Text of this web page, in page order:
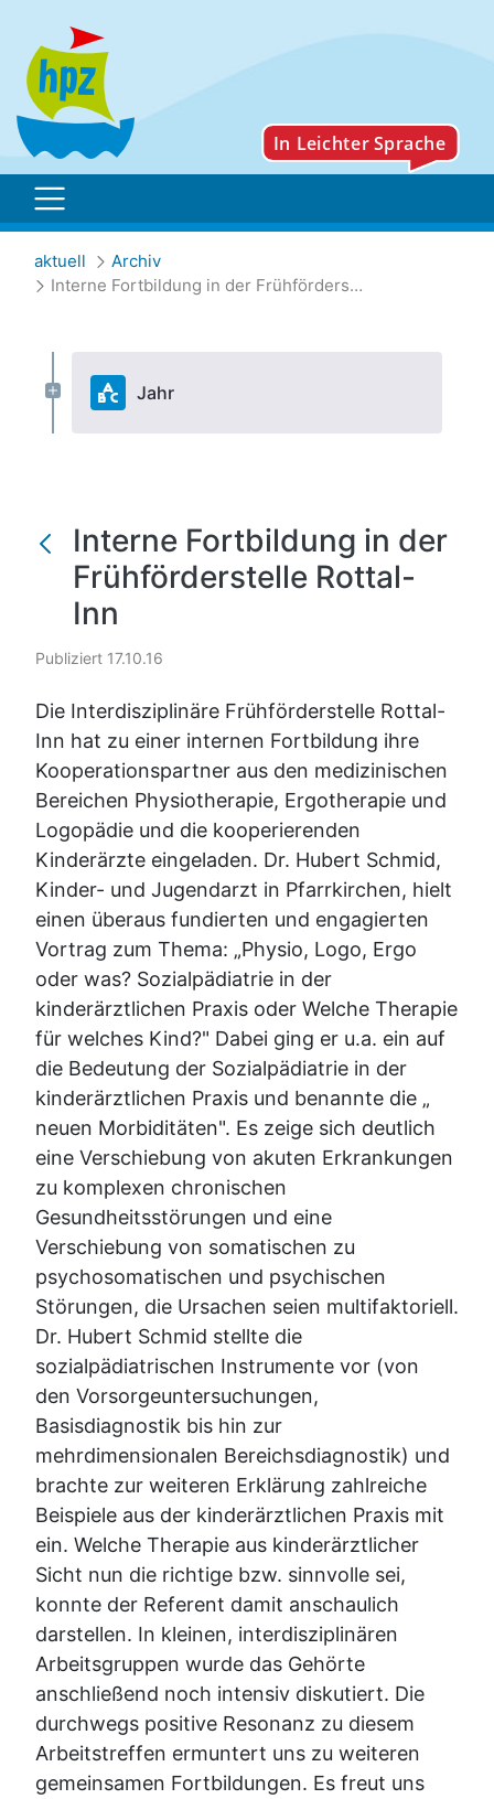
Interne Fortbildung in
aktuell
Archiv
Interne Fortbildung in der Frühförderstelle Rottal-Inn
Jahr
Interne Fortbildung in der
Frühförderstelle Rottal-
Inn
Publiziert 17.10.16
Die Interdisziplinäre Frühförderstelle Rottal-
Inn hat zu einer internen Fortbildung ihre
Kooperationspartner aus den medizinischen
Bereichen Physiotherapie, Ergotherapie und
Logopädie und die kooperierenden
Kinderärzte eingeladen. Dr. Hubert Schmid,
Kinder- und Jugendarzt in Pfarrkirchen, hielt
einen überaus fundierten und engagierten
Vortrag zum Thema: „Physio, Logo, Ergo
oder was? Sozialpädiatrie in der
kinderärztlichen Praxis oder Welche Therapie
für welches Kind?" Dabei ging er u.a. ein auf
die Bedeutung der Sozialpädiatrie in der
kinderärztlichen Praxis und benannte die „
neuen Morbiditäten". Es zeige sich deutlich
eine Verschiebung von akuten Erkrankungen
zu komplexen chronischen
Gesundheitsstörungen und eine
Verschiebung von somatischen zu
psychosomatischen und psychischen
Störungen, die Ursachen seien multifaktoriell.
Dr. Hubert Schmid stellte die
sozialpädiatrischen Instrumente vor (von
den Vorsorgeuntersuchungen,
Basisdiagnostik bis hin zur
mehrdimensionalen Bereichsdiagnostik) und
brachte zur weiteren Erklärung zahlreiche
Beispiele aus der kinderärztlichen Praxis mit
ein. Welche Therapie aus kinderärztlicher
Sicht nun die richtige bzw. sinnvolle sei,
konnte der Referent damit anschaulich
darstellen. In kleinen, interdisziplinären
Arbeitsgruppen wurde das Gehörte
anschließend noch intensiv diskutiert. Die
durchwegs positive Resonanz zu diesem
Arbeitstreffen ermuntert uns zu weiteren
gemeinsamen Fortbildungen. Es freut uns